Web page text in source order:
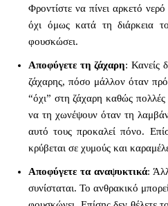
Φροντίστε να πίνει αρκετό
όχι όμως κατά τη διάρκεια
φουσκώσει.
Αποφύγετε τη ζάχαρη: Κανείς
ζάχαρης, πόσo μάλλον όταν
“όχι” στη ζάχαρη καθώς πολλές
να τη χωνέψουν όταν τη
αυτό τους προκαλεί πόνο.
κρύβεται σε χυμούς και
Αποφύγετε τα αναψυκτικά:
συνίσταται. Το ανθρακικό